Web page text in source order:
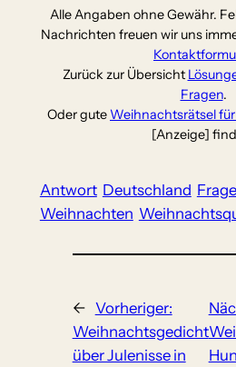
Alle Angaben ohne Gewähr.
Nachrichten freuen wir uns
Zurück zur Übersicht
Fragen.
Oder gute Weihnachtsrätsel
[Anzeige]
Antwort Deutschland Frage
Weihnachten
← Vorheriger:
Weihnachtsgedicht
über Julenisse in